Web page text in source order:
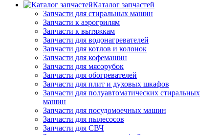
Каталог запчастей
Запчасти для стиральных машин
Запчасти к аэрогрилям
Запчасти к вытяжкам
Запчасти для водонагревателей
Запчасти для котлов и колонок
Запчасти для кофемашин
Запчасти для мясорубок
Запчасти для обогревателей
Запчасти для плит и духовых шкафов
Запчасти для полуавтоматических стиральных
машин
Запчасти для посудомоечных машин
Запчасти для пылесосов
Запчасти для СВЧ